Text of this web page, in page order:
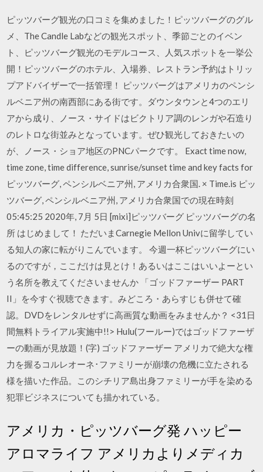
ピッツバーグ観光の口コミを集めました！ピッツバーグのグル
メ、The Candle Labなどの観光スポット、季節ごとのイベン
ト、ピッツバーグ観光のモデルコース、人気スポットを一挙公
開！ピッツバーグのホテル、入場券、レストラン予約はトリッ
プアドバイザーで一括管理！ ピッツバーグはアメリカのペンシ
ルベニア州の南西部にある街です。ダウンタウンと4つのエリ
アから成り、ノース・サイドはビクトリア調のレンガや石造り
のレトロな街並みとなっています。ぜひ観光しておきたいの
が、ノース・ショア地区のPNCパークです。 Exact time now,
time zone, time difference, sunrise/sunset time and key facts for
ピッツバーグ, ペンシルベニア州, アメリカ合衆国. × Time.is ピッ
ツバーグ, ペンシルベニア州, アメリカ合衆国での現在時刻
05:45:25 2020年, 7月 5日 [mixi]ピッツバーグ ピッツバーグの名
所 はじめまして！ ただいまCarnegie Mellon Univに留学してい
る知人の家に転がりこんでいます。 今週一杯ピッツバーグにい
るのですが，ここだけは見とけ！あるいはここはいいよーとい
う名所を教えてくださいませんか 「ゴッドファーザー PART
II」を今すぐ視聴できます。みどころ・あらすじも併せて確
認。DVDをレンタルせずに高画質な動画をみませんか？ <31日
間無料トライアル実施中!!> Hulu(フールー)ではゴッドファーザ
ーの動画が見放題！(字) ゴッドファーザー アメリカで絶大な権
力を握るコルレオーネ･ファミリーが崩壊の危機に立たされる
様を描いた作品。このシチリア島出身ファミリーが手を染める
犯罪ビジネスについても描かれている。
アメリカ・ピッツバーグ発 ハッピー
アロマライフ アメリカよりメディカ